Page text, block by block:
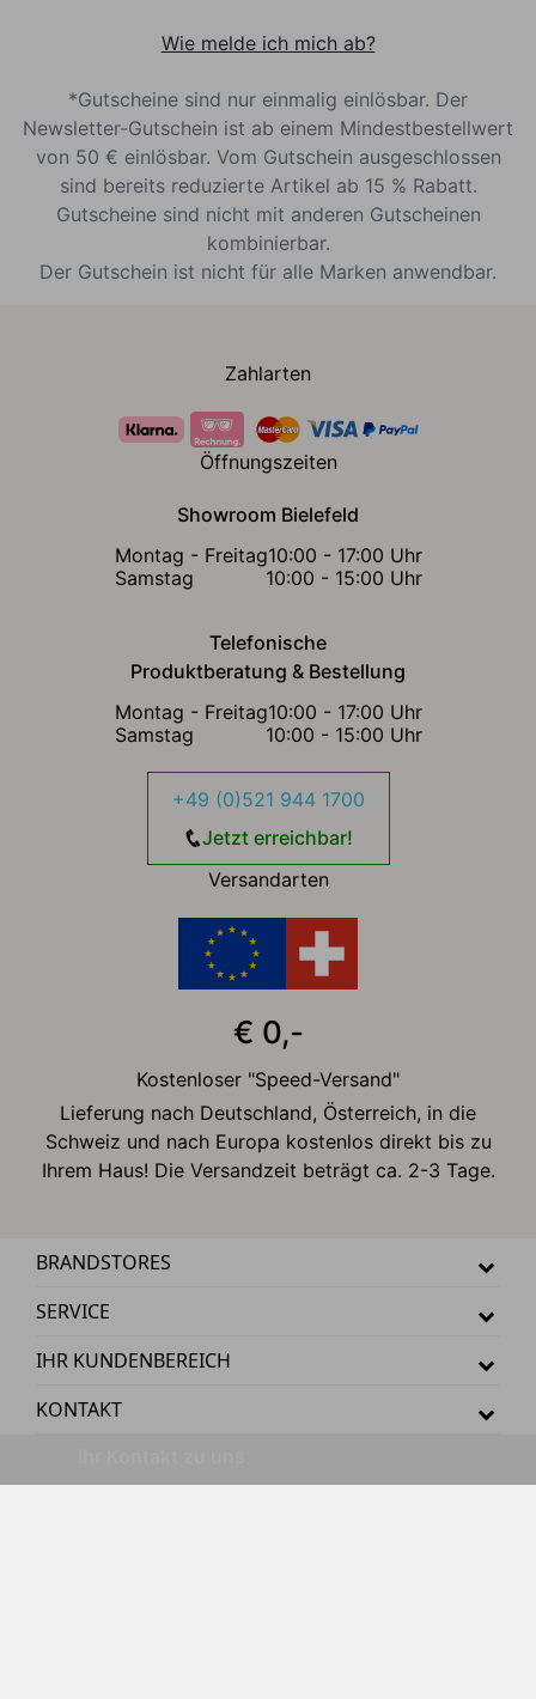
Wie melde ich mich ab?
*Gutscheine sind nur einmalig einlösbar. Der
Newsletter-Gutschein ist ab einem Mindestbestellwert
von 50 € einlösbar. Vom Gutschein ausgeschlossen
sind bereits reduzierte Artikel ab 15 % Rabatt.
Gutscheine sind nicht mit anderen Gutscheinen
kombinierbar.
Der Gutschein ist nicht für alle Marken anwendbar.
Zahlarten
Öffnungszeiten
Showroom Bielefeld
Montag - Freitag10:00 - 17:00 Uhr
Samstag
10:00 - 15:00 Uhr
Telefonische
Produktberatung & Bestellung
Montag - Freitag10:00 - 17:00 Uhr
Samstag
10:00 - 15:00 Uhr
+49 (0)521 944 1700
Jetzt erreichbar!
Versandarten
€ 0,-
Kostenloser "Speed-Versand"
Lieferung nach Deutschland, Österreich, in die
Schweiz und nach Europa kostenlos direkt bis zu
Ihrem Haus! Die Versandzeit beträgt ca. 2-3 Tage.
BRANDSTORES
SERVICE
IHR KUNDENBEREICH
KONTAKT